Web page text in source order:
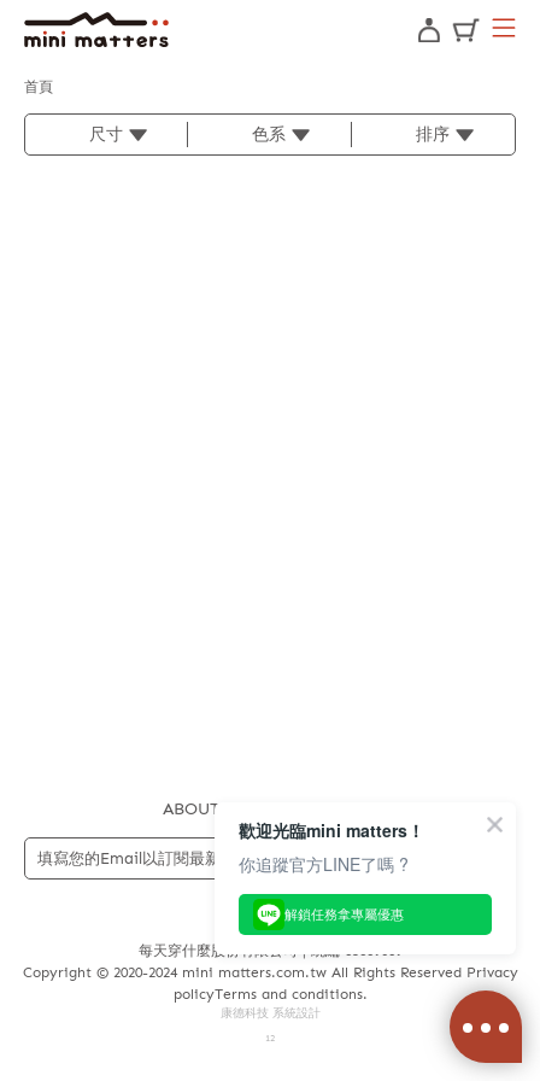
首頁
尺寸 色系 排序
ABOUT US
每天穿什麼股份有限公司 | 統編 83689089
Copyright © 2020-2024 mini matters.com.tw All Rights Reserved Privacy
policyTerms and conditions.
康德科技 系統設計
12
歡迎光臨mini matters！
你追蹤官方LINE了嗎 ?
解鎖任務拿專屬優惠